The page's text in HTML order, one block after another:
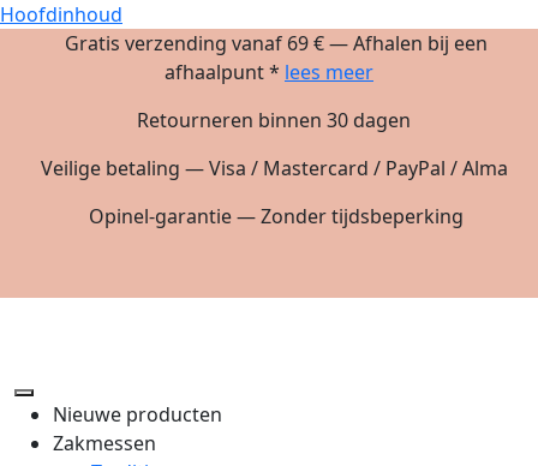
Hoofdinhoud
Gratis verzending vanaf 69 € — Afhalen bij een
afhaalpunt * lees meer
Retourneren binnen 30 dagen
Veilige betaling — Visa / Mastercard / PayPal / Alma
Opinel-garantie — Zonder tijdsbeperking
Nieuwe producten
Zakmessen